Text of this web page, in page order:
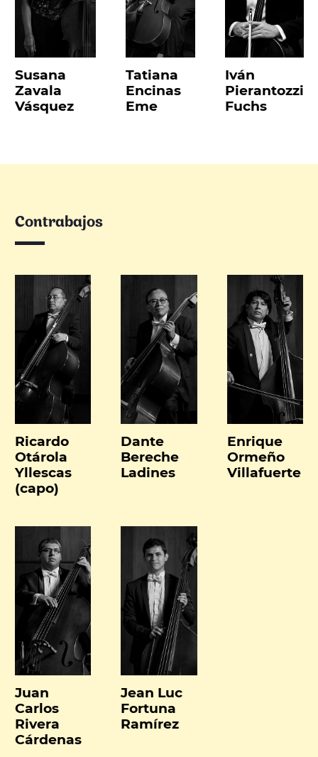
Susana
Zavala
Vásquez
Tatiana
Encinas
Eme
Iván
Pierantozzi
Fuchs
Contrabajos
Ricardo
Otárola
Yllescas
(capo)
Dante
Bereche
Ladines
Enrique
Ormeño
Villafuerte
Juan
Carlos
Rivera
Cárdenas
Jean Luc
Fortuna
Ramírez